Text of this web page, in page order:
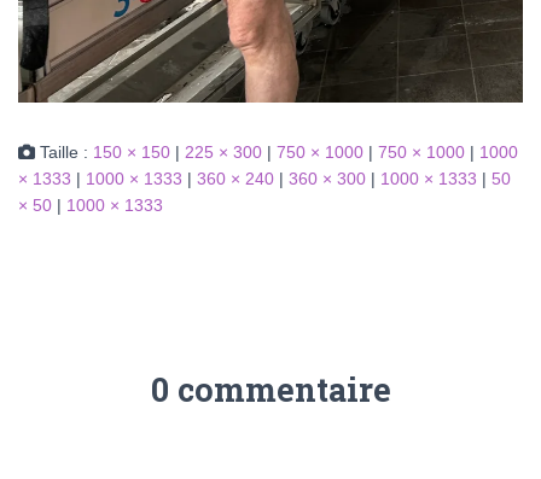
Taille : 150 × 150 | 225 × 300 | 750 × 1000 | 750 × 1000 | 1000
× 1333 | 1000 × 1333 | 360 × 240 | 360 × 300 | 1000 × 1333 | 50
× 50 | 1000 × 1333
0 commentaire